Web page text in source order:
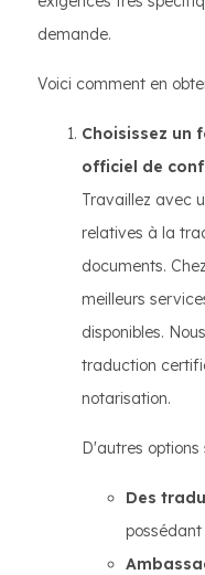
demande.
Voici comment en
Choisissez un
officiel de
Travaillez avec
relatives à la
documents.
meilleurs
disponibles.
traduction
notarisation.
D'autres options
Des